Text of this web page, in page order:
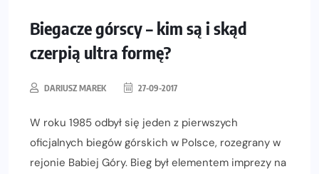
Biegacze górscy – kim są i skąd
czerpią ultra formę?
DARIUSZ MAREK 27-09-2017
W roku 1985 odbył się jeden z pierwszych
oficjalnych biegów górskich w Polsce, rozegrany w
rejonie Babiej Góry. Bieg był elementem imprezy na